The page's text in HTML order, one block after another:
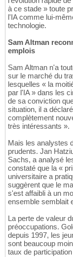
à ce stade » toute
l'IA comme lui-
technologie.
Sam Altman
emplois
Sam Altman n'a
sur le marché du
lesquelles « la
par l'IA » dans les
de sa conviction
situation, il a
complètement
très intéressants ».
Mais les analystes
prudents. Jan
Sachs, a analysé
constaté que la «
universitaire a
suggèrent que le
s'est affaibli à un
ensemble semblait
La perte de valeur
préoccupations.
depuis 1997, les
sont beaucoup
taux de